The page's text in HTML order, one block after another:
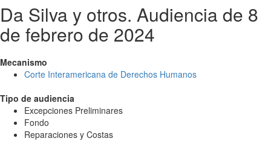
Da Silva y otros. Audiencia de 8
de febrero de 2024
Mecanismo
Corte Interamericana de Derechos Humanos
Tipo de audiencia
Excepciones Preliminares
Fondo
Reparaciones y Costas